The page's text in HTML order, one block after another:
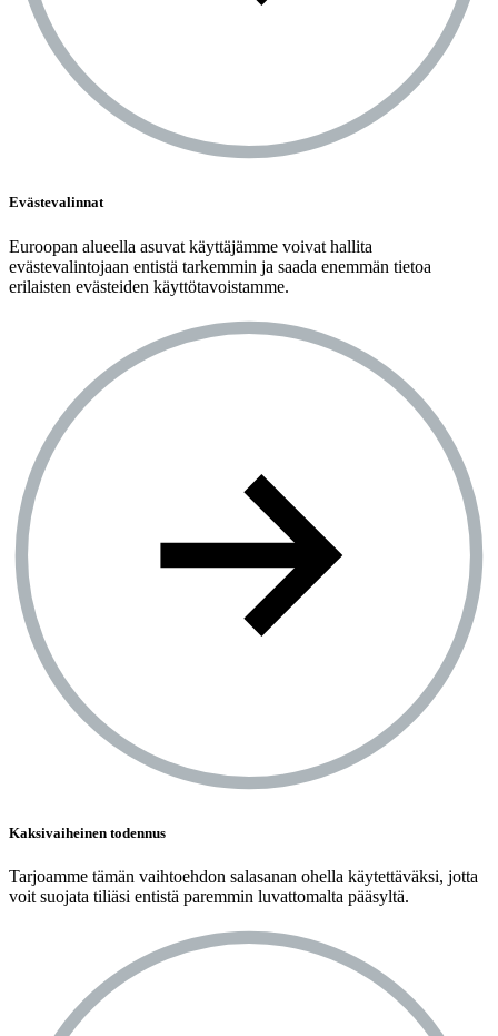
Evästevalinnat
Euroopan alueella asuvat käyttäjämme voivat hallita
evästevalintojaan entistä tarkemmin ja saada enemmän tietoa
erilaisten evästeiden käyttötavoistamme.
Kaksivaiheinen todennus
Tarjoamme tämän vaihtoehdon salasanan ohella käytettäväksi, jotta
voit suojata tiliäsi entistä paremmin luvattomalta pääsyltä.